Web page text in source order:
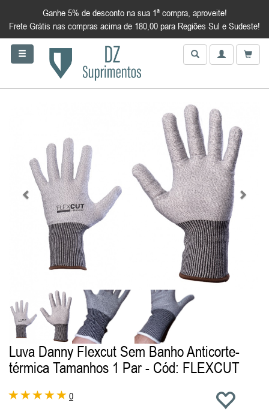
Ganhe 5% de desconto na sua 1ª compra, aproveite!
Frete Grátis nas compras acima de 180,00 para Regiões Sul e Sudeste!
Luva Danny Flexcut Sem Banho Anticorte-
térmica Tamanhos 1 Par - Cód: FLEXCUT
0